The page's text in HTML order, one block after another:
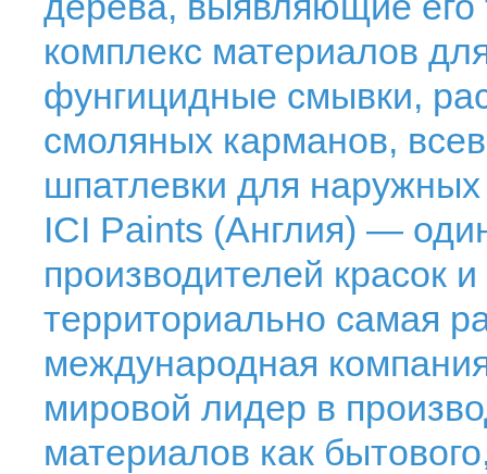
комплекс материалов
фунгицидные смывки,
смоляных карманов,
шпатлевки для наружных
ICI Paints (Англия) —
производителей красок
территориально самая
международная
мировой лидер в
материалов как